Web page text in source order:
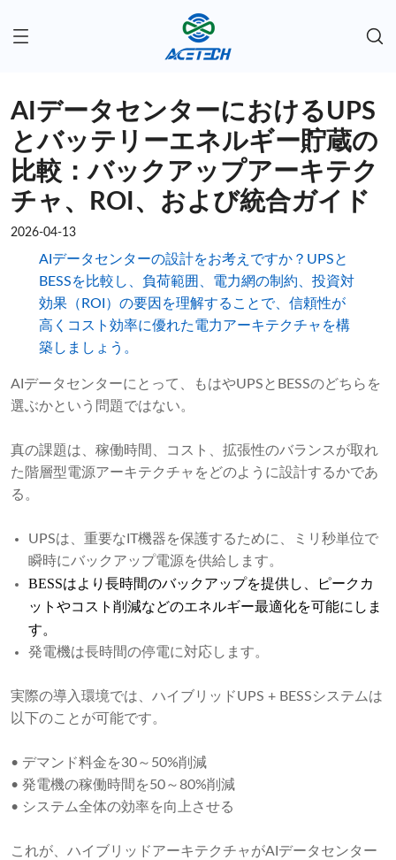
AIデータセンターにおけるUPS
とバッテリーエネルギー貯蔵の
比較：バックアップアーキテク
チャ、ROI、および統合ガイド
2026-04-13
AIデータセンターの設計をお考えですか？UPSと
BESSを比較し、負荷範囲、電力網の制約、投資対
効果（ROI）の要因を理解することで、信頼性が
高くコスト効率に優れた電力アーキテクチャを構
築しましょう。
AIデータセンターにとって、もはやUPSとBESSのどちらを
選ぶかという問題ではない。
真の課題は、稼働時間、コスト、拡張性のバランスが取れ
た階層型電源アーキテクチャをどのように設計するかであ
る。
UPSは、重要なIT機器を保護するために、ミリ秒単位で
瞬時にバックアップ電源を供給します。
BESSはより長時間のバックアップを提供し、ピークカ
ットやコスト削減などのエネルギー最適化を可能にしま
す。
発電機は長時間の停電に対応します。
実際の導入環境では、ハイブリッドUPS + BESSシステムは
以下のことが可能です。
• デマンド料金を30～50%削減
• 発電機の稼働時間を50～80%削減
• システム全体の効率を向上させる
これが、ハイブリッドアーキテクチャがAIデータセンター